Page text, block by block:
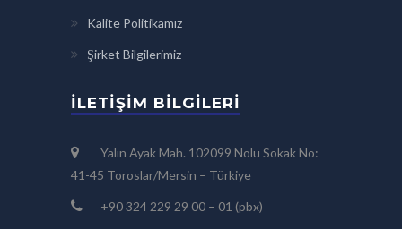
Kalite Politikamız
Şirket Bilgilerimiz
İLETIŞIM BILGILERI
Yalın Ayak Mah. 102099 Nolu Sokak No:
41-45 Toroslar/Mersin – Türkiye
+90 324 229 29 00 – 01 (pbx)